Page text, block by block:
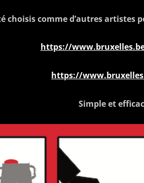
choisis comme d’autres
https://
https://
Simple et